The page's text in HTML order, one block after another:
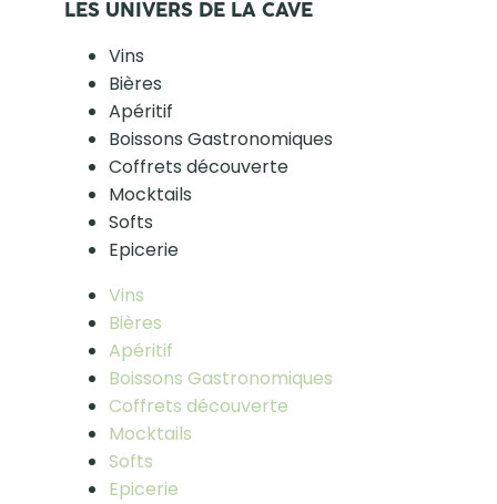
LES UNIVERS DE LA CAVE
Vins
Bières
Apéritif
Boissons Gastronomiques
Coffrets découverte
Mocktails
Softs
Epicerie
Vins
Bières
Apéritif
Boissons Gastronomiques
Coffrets découverte
Mocktails
Softs
Epicerie